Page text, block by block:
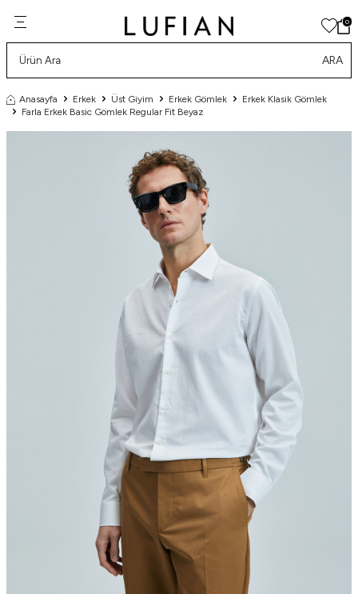
0
ARA
Anasayfa Erkek Üst Giyim Erkek Gömlek
Erkek Klasik Gömlek
Farla Erkek Basic Gömlek Regular Fit Beyaz